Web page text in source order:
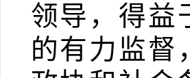
领导，得益
的有力监督